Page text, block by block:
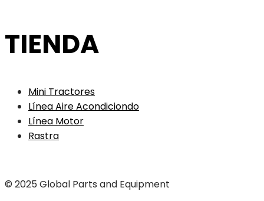
TIENDA
Mini Tractores
Línea Aire Acondiciondo
Línea Motor
Rastra
© 2025 Global Parts and Equipment